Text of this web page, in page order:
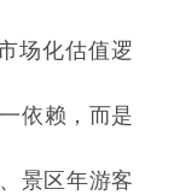
场化估值逻
依赖，而是
景区年游客